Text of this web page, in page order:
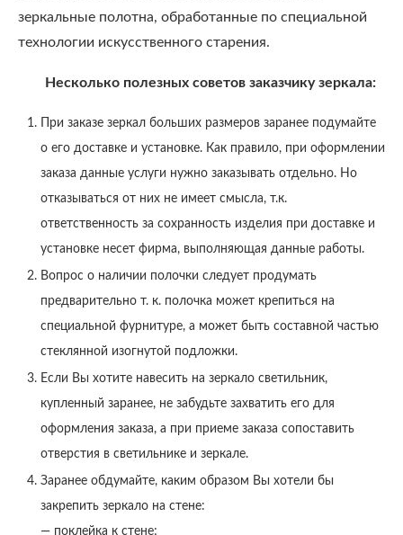
зеркальные полотна, обработанные по специальной
технологии искусственного старения.
Несколько полезных советов заказчику зеркала:
При заказе зеркал больших размеров заранее подумайте
о его доставке и установке. Как правило, при оформлении
заказа данные услуги нужно заказывать отдельно. Но
отказываться от них не имеет смысла, т.к.
ответственность за сохранность изделия при доставке и
установке несет фирма, выполняющая данные работы.
Вопрос о наличии полочки следует продумать
предварительно т. к. полочка может крепиться на
специальной фурнитуре, а может быть составной частью
стеклянной изогнутой подложки.
Если Вы хотите навесить на зеркало светильник,
купленный заранее, не забудьте захватить его для
оформления заказа, а при приеме заказа сопоставить
отверстия в светильнике и зеркале.
Заранее обдумайте, каким образом Вы хотели бы
закрепить зеркало на стене:
— поклейка к стене;